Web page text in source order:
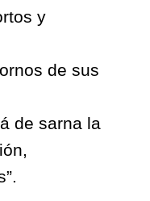
y
de sus
de sarna la